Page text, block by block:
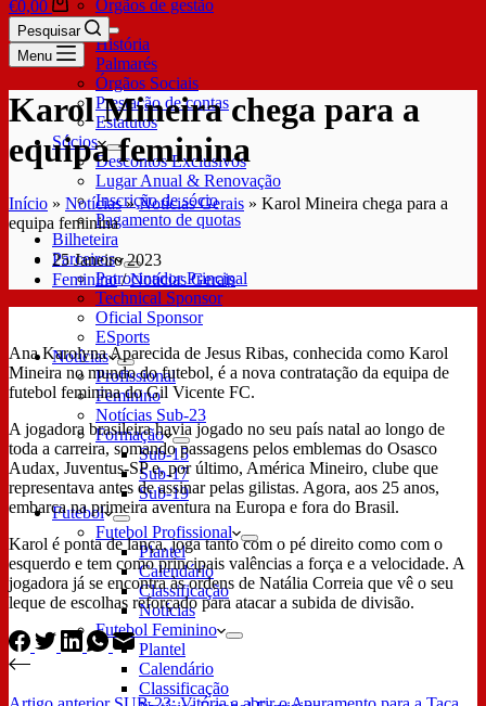
Órgãos de gestão
Clube
História
Palmarés
Órgãos Sociais
Prestação de contas
Estatutos
Sócios
Descontos Exclusivos
Lugar Anual & Renovação
Inscrição de sócio
Pagamento de quotas
Bilheteira
Parceiros
Patrocinador Principal
Technical Sponsor
Oficial Sponsor
ESports
Notícias
Profissional
Feminino
Notícias Sub-23
Formação
Sub-15
Sub-17
Sub-19
Futebol
Futebol Profissional
Plantel
Calendário
Classificação
Notícias
Futebol Feminino
Plantel
Calendário
Classificação
€0,00
Pesquisar
Menu
Karol Mineira chega para a
equipa feminina
Início » Notícias»Notícias Gerais » Karol Mineira chega para a
equipa feminina
25 Janeiro 2023
Feminino/Notícias Gerais
Ana Karolyna Aparecida de Jesus Ribas, conhecida como Karol
Mineira no mundo do futebol, é a nova contratação da equipa de
futebol feminina do Gil Vicente FC.
A jogadora brasileira havia jogado no seu país natal ao longo de
toda a carreira, somando passagens pelos emblemas do Osasco
Audax, Juventus-SP e, por último, América Mineiro, clube que
representava antes de assinar pelas gilistas. Agora, aos 25 anos,
embarca na primeira aventura na Europa e fora do Brasil.
Karol é ponta de lança, joga tanto com o pé direito como com o
esquerdo e tem como principais valências a força e a velocidade. A
jogadora já se encontra às ordens de Natália Correia que vê o seu
leque de escolhas reforçado para atacar a subida de divisão.